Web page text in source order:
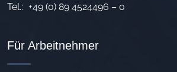
Tel.: +49 (0) 89 4524496 – 0
Für Arbeitnehmer